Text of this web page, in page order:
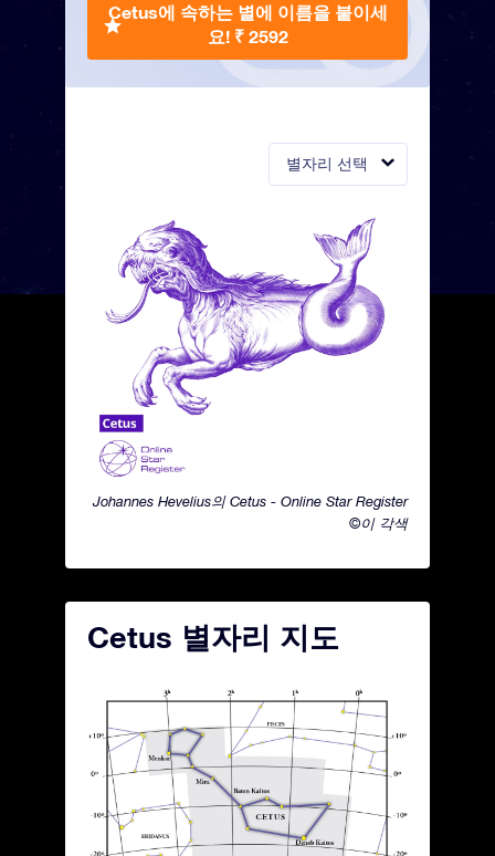
별자리 선택
Johannes Hevelius의 Cetus - Online Star Register
©이 각색
Cetus에 속하는 별에 이름을 붙이세
요! ₹ 2592
Cetus 별자리 지도